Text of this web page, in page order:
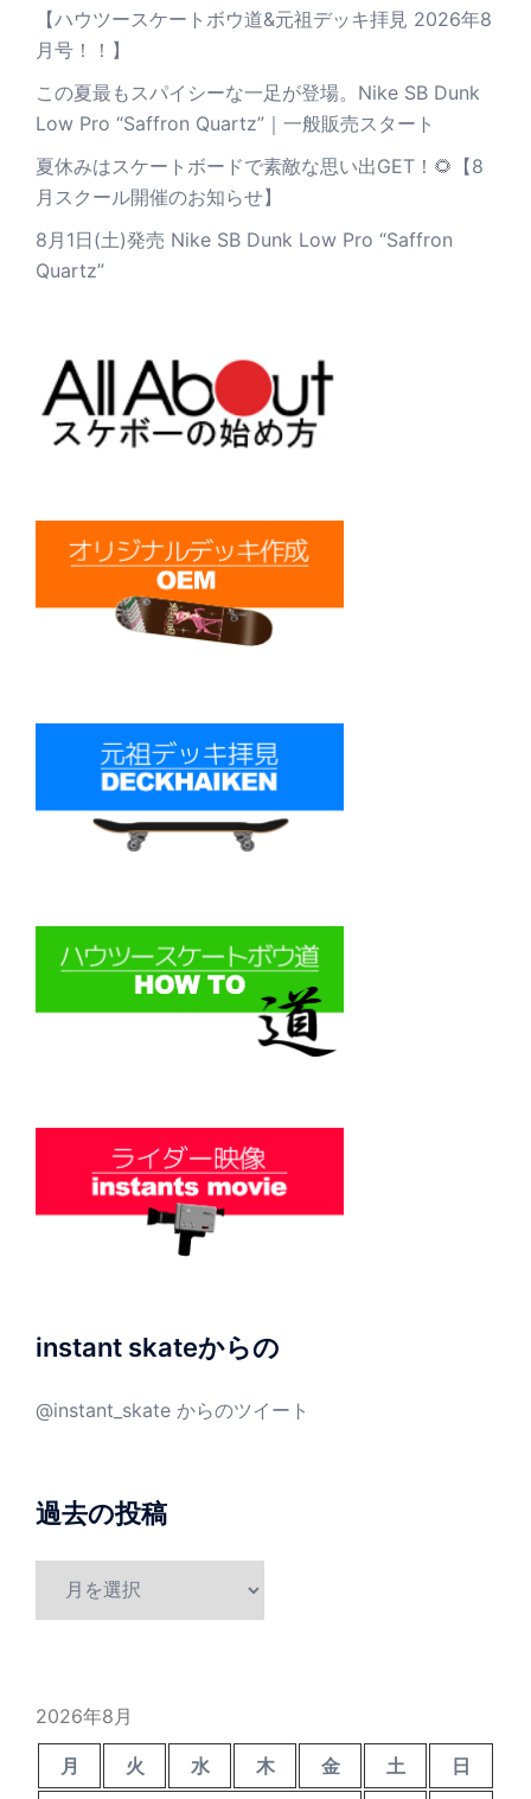
【ハウツースケートボウ道&元祖デッキ拝見 2026年8
月号！！】
この夏最もスパイシーな一足が登場。Nike SB Dunk
Low Pro “Saffron Quartz”｜一般販売スタート
夏休みはスケートボードで素敵な思い出GET！🌻【8
月スクール開催のお知らせ】
8月1日(土)発売 Nike SB Dunk Low Pro “Saffron
Quartz”
instant skateからの
@instant_skate からのツイート
過去の投稿
2026年8月
月 火 水 木 金 土
日